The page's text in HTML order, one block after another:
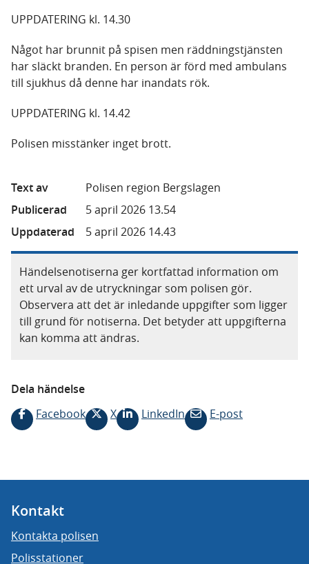
UPPDATERING kl. 14.30
Något har brunnit på spisen men räddningstjänsten
har släckt branden. En person är förd med ambulans
till sjukhus då denne har inandats rök.
UPPDATERING kl. 14.42
Polisen misstänker inget brott.
Text av
Polisen region Bergslagen
Publicerad
5 april 2026 13.54
Uppdaterad
5 april 2026 14.43
Händelsenotiserna ger kortfattad information om
ett urval av de utryckningar som polisen gör.
Observera att det är inledande uppgifter som ligger
till grund för notiserna. Det betyder att uppgifterna
kan komma att ändras.
Dela händelse
Facebook
X LinkedIn E-post
Kontakt
Kontakta polisen
Polisstationer